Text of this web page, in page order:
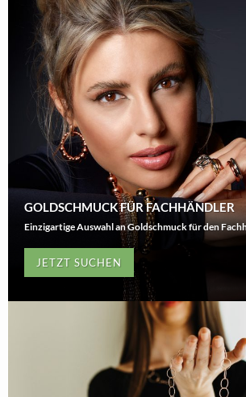
GOLDSCHMUCK FÜR FACHHÄNDLER
Einzigartige Auswahl an Goldschmuck für den
JETZT SUCHEN